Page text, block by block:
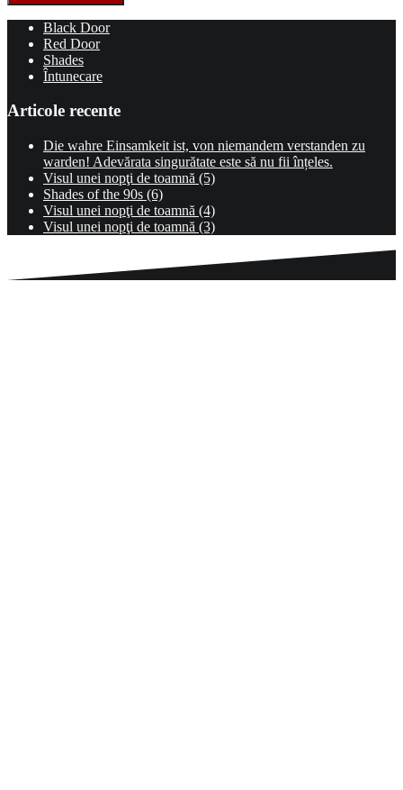
Black Door
Red Door
Shades
Întunecare
Articole recente
Die wahre Einsamkeit ist, von niemandem verstanden zu
warden! Adevărata singurătate este să nu fii înțeles.
Visul unei nopţi de toamnă (5)
Shades of the 90s (6)
Visul unei nopţi de toamnă (4)
Visul unei nopţi de toamnă (3)